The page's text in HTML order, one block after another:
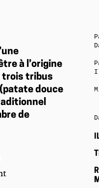
à l’origine
trois tribus
douce
de